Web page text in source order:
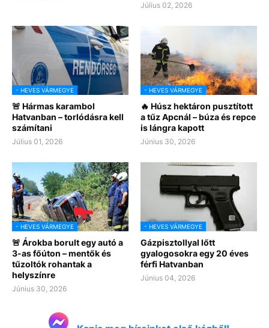
Július 02, 2026
- HEVES VÁRMEGYE
🚨 Hármas karambol
Hatvanban – torlódásra kell
számítani
Július 01, 2026
- HEVES VÁRMEGYE
🔥 Húsz hektáron pusztított
a tűz Apcnál – búza és repce
is lángra kapott
Június 30, 2026
- HEVES VÁRMEGYE
🚨 Árokba borult egy autó a
3-as főúton – mentők és
tűzoltók rohantak a
helyszínre
Június 30, 2026
- HEVES VÁRMEGYE
Gázpisztollyal lőtt
gyalogosokra egy 20 éves
férfi Hatvanban
Június 04, 2026